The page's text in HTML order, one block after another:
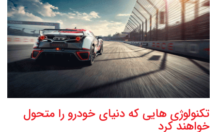
تکنولوژی هایی که دنیای خودرو را متحول
خواهند کرد